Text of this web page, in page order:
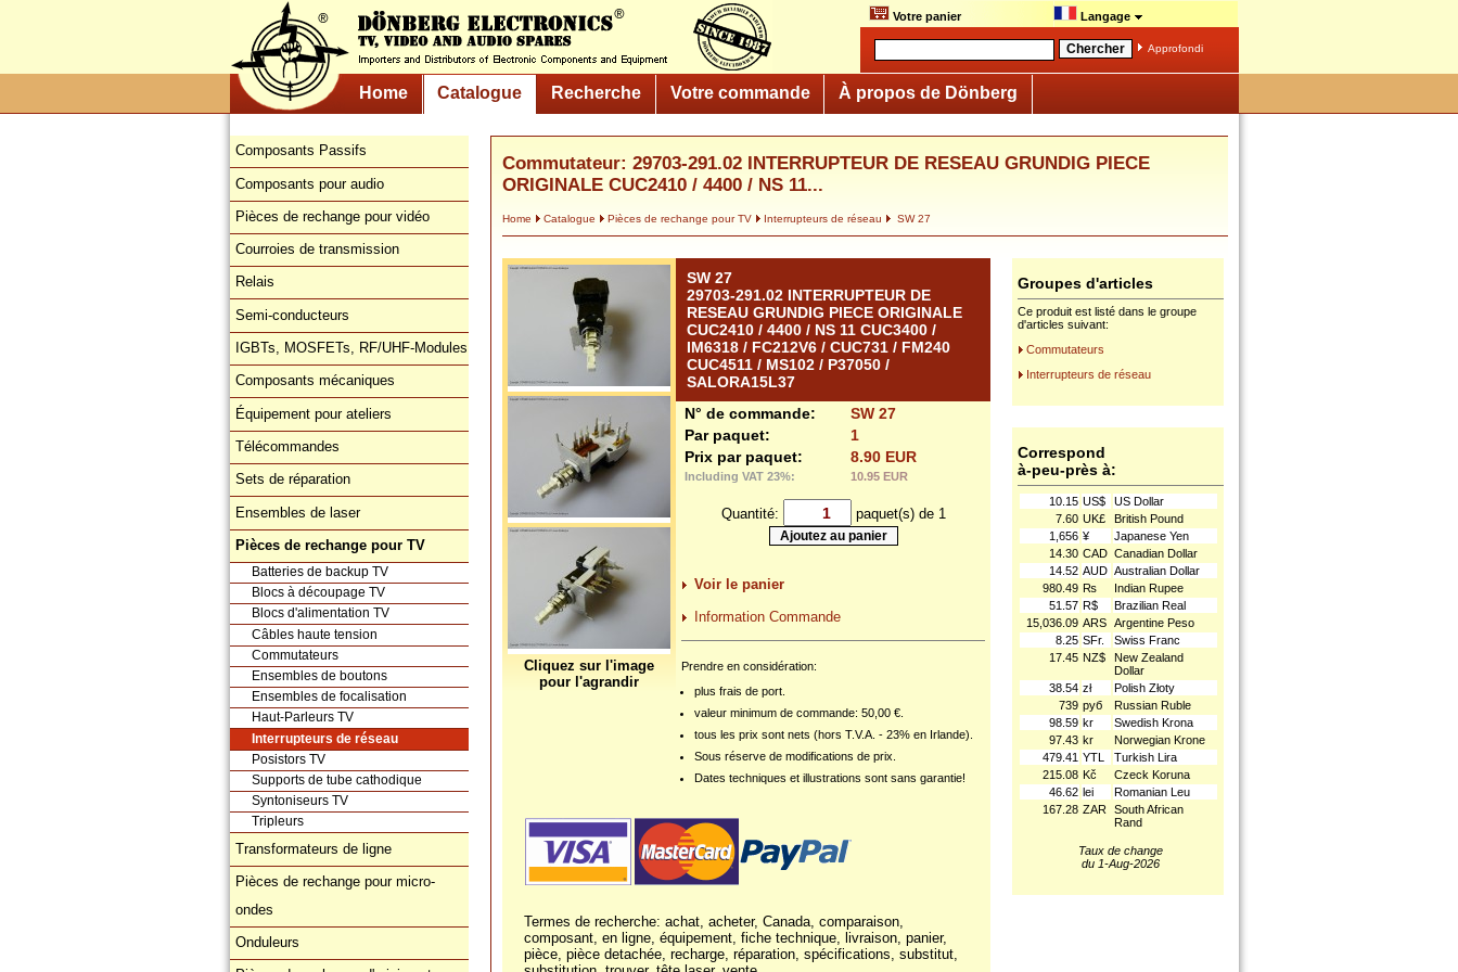
Votre panier Langage
Approfondi
Home Catalogue Recherche Votre commande À propos de Dönberg
Composants Passifs
Composants pour audio
Pièces de rechange pour vidéo
Courroies de transmission
Relais
Semi-conducteurs
IGBTs, MOSFETs, RF/UHF-Modules
Composants mécaniques
Équipement pour ateliers
Télécommandes
Sets de réparation
Ensembles de laser
Pièces de rechange pour TV
Batteries de backup TV
Blocs à découpage TV
Blocs d'alimentation TV
Câbles haute tension
Commutateurs
Ensembles de boutons
Ensembles de focalisation
Haut-Parleurs TV
Interrupteurs de réseau
Posistors TV
Supports de tube cathodique
Syntoniseurs TV
Tripleurs
Transformateurs de ligne
Pièces de rechange pour micro-
ondes
Onduleurs
Commutateur: 29703-291.02 INTERRUPTEUR DE RESEAU GRUNDIG PIECE
ORIGINALE CUC2410 / 4400 / NS 11...
Home Catalogue Pièces de rechange pour TV Interrupteurs de réseau SW 27
Cliquez sur l'image
pour l'agrandir
SW 27
29703-291.02 INTERRUPTEUR DE
RESEAU GRUNDIG PIECE ORIGINALE
CUC2410 / 4400 / NS 11 CUC3400 /
IM6318 / FC212V6 / CUC731 / FM240
CUC4511 / MS102 / P37050 /
SALORA15L37
N° de commande:
SW 27
Par paquet:
1
Prix par paquet:
8.90 EUR
Including VAT 23%: 10.95 EUR
Quantité: paquet(s) de 1
Voir le panier
Information Commande
Prendre en considération:
plus frais de port.
valeur minimum de commande: 50,00 €.
tous les prix sont nets (hors T.V.A. - 23% en Irlande).
Sous réserve de modifications de prix.
Dates techniques et illustrations sont sans garantie!
Termes de recherche: achat, acheter, Canada, comparaison,
composant, en ligne, équipement, fiche technique, livraison, panier,
pièce, pièce detachée, recharge, réparation, spécifications, substitut,
Groupes d'articles
Ce produit est listé dans le groupe
d'articles suivant:
Commutateurs
Interrupteurs de réseau
Correspond
à-peu-près à:
10.15 US$
US Dollar
7.60 UK£
British Pound
1,656 ¥
Japanese Yen
14.30 CAD Canadian Dollar
14.52 AUD Australian Dollar
980.49 ₨
Indian Rupee
51.57 R$
Brazilian Real
15,036.09 ARS Argentine Peso
8.25 SFr.
Swiss Franc
17.45 NZ$
New Zealand
Dollar
38.54 zł
Polish Złoty
739 руб
Russian Ruble
98.59 kr
Swedish Krona
97.43 kr
Norwegian Krone
479.41 YTL
Turkish Lira
215.08 Kč
Czeck Koruna
46.62 lei
Romanian Leu
167.28 ZAR South African
Rand
Taux de change
du 1-Aug-2026